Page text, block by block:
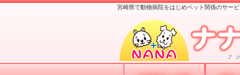
宮崎県で動物病院をはじめペット関係のサー